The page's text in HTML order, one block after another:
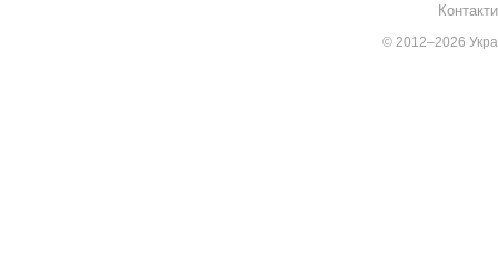
© 2012–2026